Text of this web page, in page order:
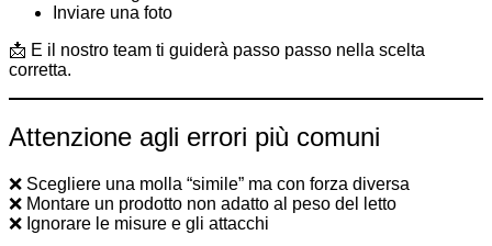
Inviare una foto
📩 E il nostro team ti guiderà passo passo nella scelta
corretta.
Attenzione agli errori più comuni
❌ Scegliere una molla “simile” ma con forza diversa
❌ Montare un prodotto non adatto al peso del letto
❌ Ignorare le misure e gli attacchi